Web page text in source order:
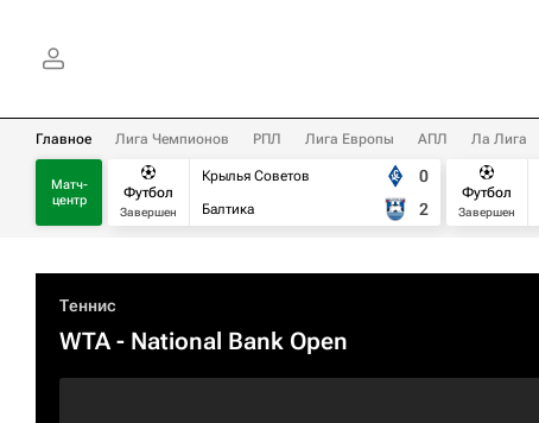
Главное Лига Чемпионов РПЛ Лига Европы АПЛ Ла Лига
Матч-
центр
Футбол
Завершен
Крылья Советов
Балтика
0
2
Футбол
Завершен
Теннис
WTA- National Bank Open